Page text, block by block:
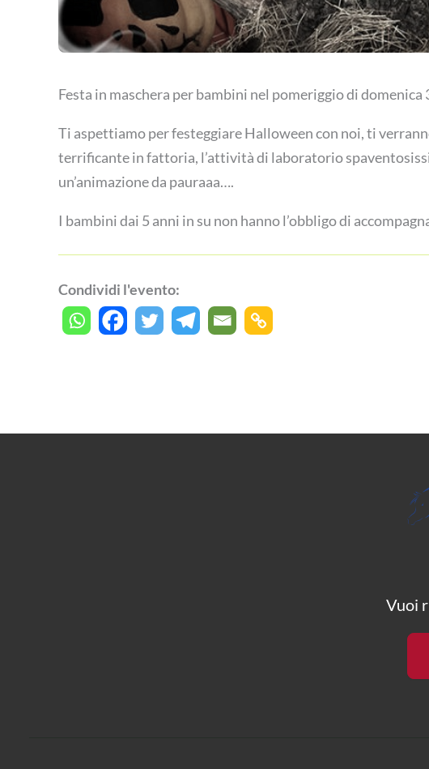
Festa in maschera per bambini nel pomeriggio di domenica
Ti aspettiamo per festeggiare Halloween con noi, ti
terrificante in fattoria, l’attività di laboratorio
un’animazione da pauraaa….
I bambini dai 5 anni in su non hanno l’obbligo di
Condividi l'evento:
Vuoi